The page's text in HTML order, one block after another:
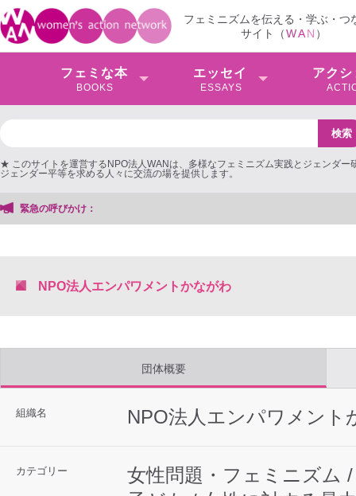
フェミニズムを伝える・学ぶ・つ
サイト（WAN ）
フェミな本
BOOKS
エッセイ
ESSAYS
アクシ
★ このサイトを運営するNPO法人WANは、多様なフェミニズム実践とジェンダー
ジェンダー平等を求める人々に交流の場を提供します。
緊急の呼びかけ：
NPO法人エンパワメントかながわ
団体概要
組織名 NPO法人エンパワメント
カテゴリー
女性問題・フェミニズム